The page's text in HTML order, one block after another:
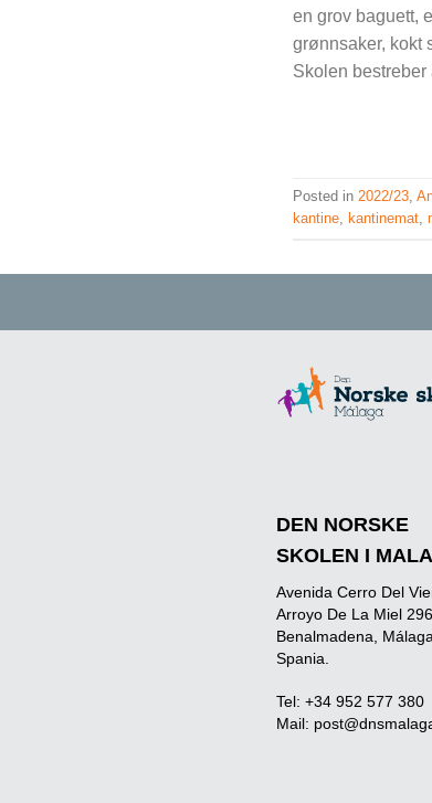
en grov baguett,
grønnsaker, kokt
Skolen bestreber
Posted in2022/23,
kantine, kantinemat,
DEN NORSKE
SKOLEN I
Avenida Cerro Del
Arroyo De La Miel
Benalmadena,
Spania.
Tel: +34 952 577 380
Mail: